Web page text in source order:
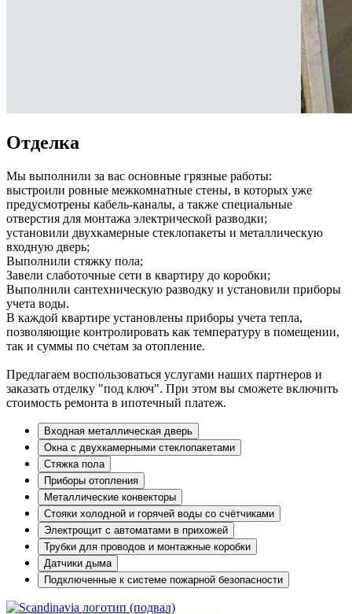
Отделка
Мы выполнили за вас основные грязные работы:
выстроили ровные межкомнатные стены, в которых уже
предусмотрены кабель-каналы, а также специальные
отверстия для монтажа электрической разводки;
установили двухкамерные стеклопакеты и металлическую
входную дверь;
Выполнили стяжку пола;
Завели слаботочные сети в квартиру до коробки;
Выполнили сантехническую разводку и установили приборы
учета воды.
В каждой квартире установлены приборы учета тепла,
позволяющие контролировать как температуру в помещении,
так и суммы по счетам за отопление.
Предлагаем воспользоваться услугами наших партнеров и
заказать отделку "под ключ". При этом вы сможете включить
стоимость ремонта в ипотечный платеж.
Входная металлическая дверь
Окна с двухкамерными стеклопакетами
Стяжка пола
Приборы отопления
Металлические конвекторы
Стояки холодной и горячей воды со счётчиками
Электрощит с автоматами в прихожей
Трубки для проводов и монтажные коробки
Датчики дыма
Подключенные к системе пожарной безопасности